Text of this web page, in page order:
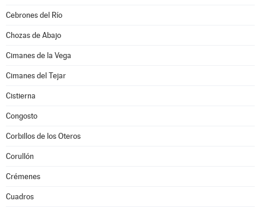
Cebrones del Río
Chozas de Abajo
Cimanes de la Vega
Cimanes del Tejar
Cistierna
Congosto
Corbillos de los Oteros
Corullón
Crémenes
Cuadros